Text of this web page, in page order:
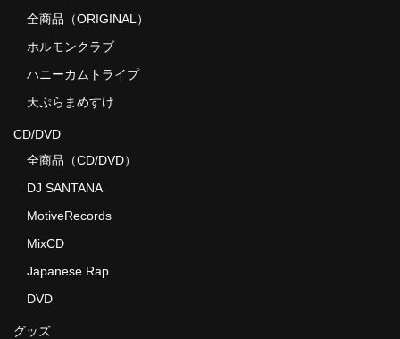
全商品（ORIGINAL）
ホルモンクラブ
ハニーカムトライプ
天ぷらまめすけ
CD/DVD
全商品（CD/DVD）
DJ SANTANA
MotiveRecords
MixCD
Japanese Rap
DVD
グッズ